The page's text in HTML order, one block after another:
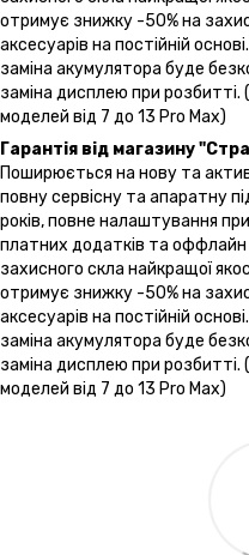
отримує знижку -50% на
аксесуарів на постійній
заміна акумулятора буде
заміна дисплею при
моделей від 7 до 13 Pro Max)
Гарантія від магазину
Поширюється на нову та
повну сервісну та апаратну
років, повне налаштування
платних додатків та оффлайн
захисного скла найкращої
отримує знижку -50% на
аксесуарів на постійній
заміна акумулятора буде
заміна дисплею при
моделей від 7 до 13 Pro Max)